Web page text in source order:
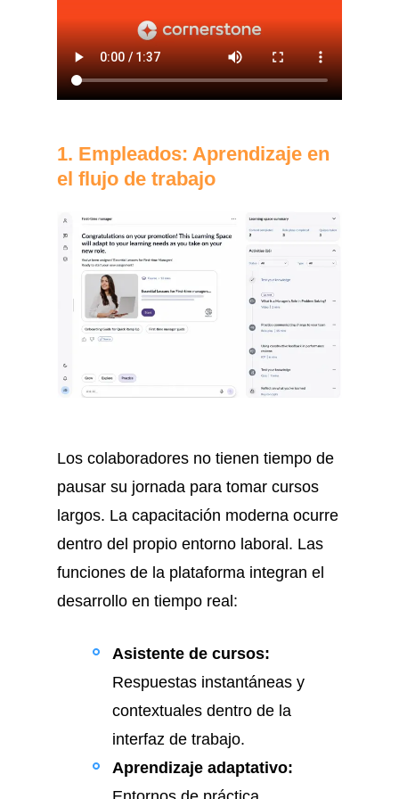
1. Empleados: Aprendizaje en
el flujo de trabajo
Los colaboradores no tienen tiempo de
pausar su jornada para tomar cursos
largos. La capacitación moderna ocurre
dentro del propio entorno laboral. Las
funciones de la plataforma integran el
desarrollo en tiempo real:
Asistente de cursos:
Respuestas instantáneas y
contextuales dentro de la
interfaz de trabajo.
Aprendizaje adaptativo: